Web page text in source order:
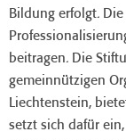
Bildung erfolgt.
beitragen. Die
gemeinnützigen
Liechtenstein,
setzt sich dafür